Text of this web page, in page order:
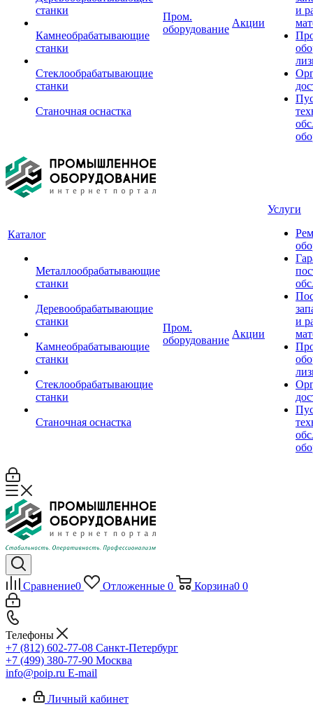
станки
Камнеобрабатывающие
станки
Стеклообрабатывающие
станки
Станочная оснастка
Пром.
оборудование
Акции
и
Каталог
Металлообрабатывающие
станки
Деревообрабатывающие
станки
Камнеобрабатывающие
станки
Стеклообрабатывающие
станки
Станочная оснастка
Пром.
оборудование
Акции
Услуги
и
Сравнение0 Отложенные 0 Корзина0 0
Телефоны
+7 (812) 602-77-08 Санкт-Петербург
+7 (499) 380-77-90 Москва
info@poip.ru E-mail
Личный кабинет